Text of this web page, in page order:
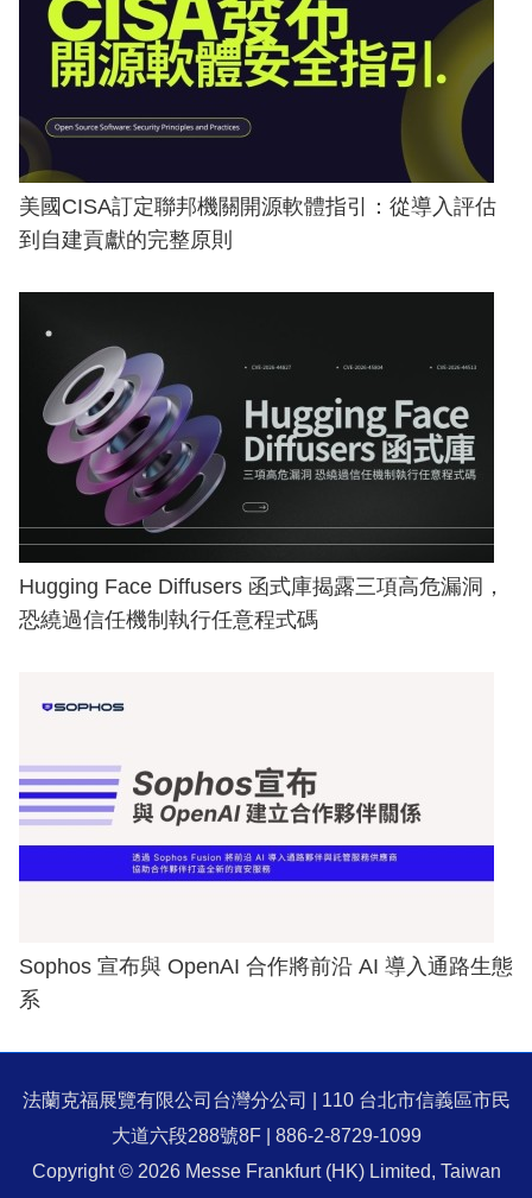
美國CISA訂定聯邦機關開源軟體指引：從導入評估
到自建貢獻的完整原則
Hugging Face Diffusers 函式庫揭露三項高危漏洞，
恐繞過信任機制執行任意程式碼
Sophos 宣布與 OpenAI 合作將前沿 AI 導入通路生態
系
法蘭克福展覽有限公司台灣分公司 | 110 台北市信義區市民
大道六段288號8F | 886-2-8729-1099
Copyright © 2026 Messe Frankfurt (HK) Limited, Taiwan